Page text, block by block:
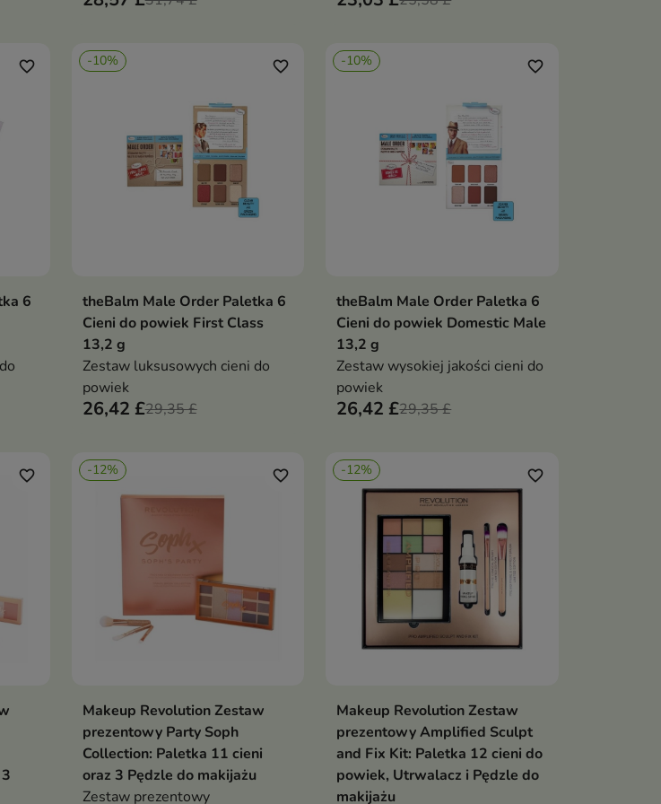
favorite_border
6
-10%
Dodaj do koszyka
favorite_border
theBalm Male Order Paletka 6
Cieni do powiek First Class
13,2 g
Zestaw luksusowych cieni do
powiek
26,42 £29,35 £
-10%
Dodaj do koszyka
favorite_border
theBalm Male Order Paletka 6
Cieni do powiek Domestic Male
13,2 g
Zestaw wysokiej jakości cieni do
powiek
26,42 £29,35 £
favorite_border -12%
Dodaj do koszyka
favorite_border
Makeup Revolution Zestaw
prezentowy Party Soph
Collection: Paletka 11 cieni
oraz 3 Pędzle do makijażu
Zestaw prezentowy
-12%
Dodaj do koszyka
favorite_border
Makeup Revolution Zestaw
prezentowy Amplified Sculpt
and Fix Kit: Paletka 12 cieni do
powiek, Utrwalacz i Pędzle do
makijażu